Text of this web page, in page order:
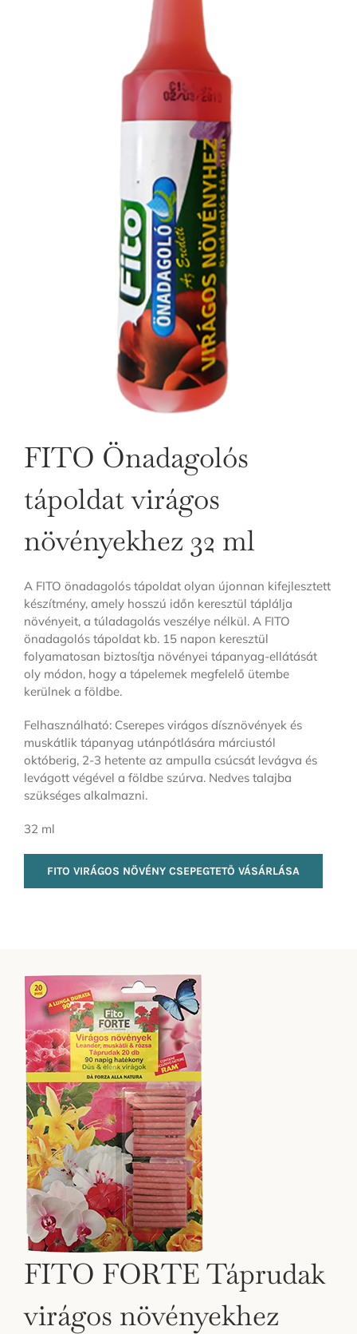
FITO Önadagolós
tápoldat virágos
növényekhez 32 ml
A FITO önadagolós tápoldat olyan újonnan kifejlesztett
készítmény, amely hosszú időn keresztül táplálja
növényeit, a túladagolás veszélye nélkül. A FITO
önadagolós tápoldat kb. 15 napon keresztül
folyamatosan biztosítja növényei tápanyag-ellátását
oly módon, hogy a tápelemek megfelelő ütembe
kerülnek a földbe.
Felhasználható: Cserepes virágos dísznövények és
muskátlik tápanyag utánpótlására márciustól
októberig, 2-3 hetente az ampulla csúcsát levágva és
levágott végével a földbe szúrva. Nedves talajba
szükséges alkalmazni.
32 ml
FITO VIRÁGOS NÖVÉNY CSEPEGTETŐ VÁSÁRLÁSA
FITO FORTE Táprudak
virágos növényekhez